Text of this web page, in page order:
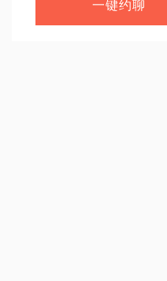
一键约聊